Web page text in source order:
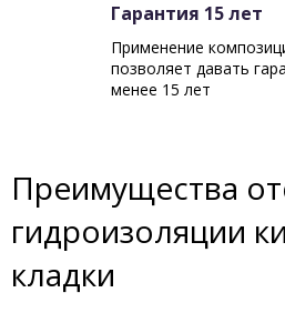
Гарантия 15 лет
Применение
позволяет давать
менее 15 лет
Преимущества
гидроизоляции
кладки